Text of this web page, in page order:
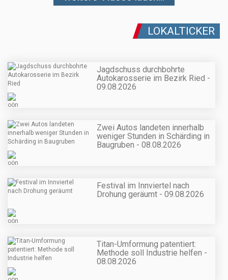
LOKALTICKER
Jagdschuss durchbohrte
Autokarosserie im Bezirk Ried -
09.08.2026
Zwei Autos landeten innerhalb
weniger Stunden in Schärding in
Baugruben - 08.08.2026
Festival im Innviertel nach
Drohung geräumt - 09.08.2026
Titan-Umformung patentiert:
Methode soll Industrie helfen -
08.08.2026